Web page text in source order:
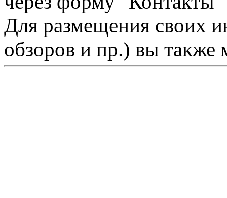
Для размещения своих
обзоров и пр.) вы также